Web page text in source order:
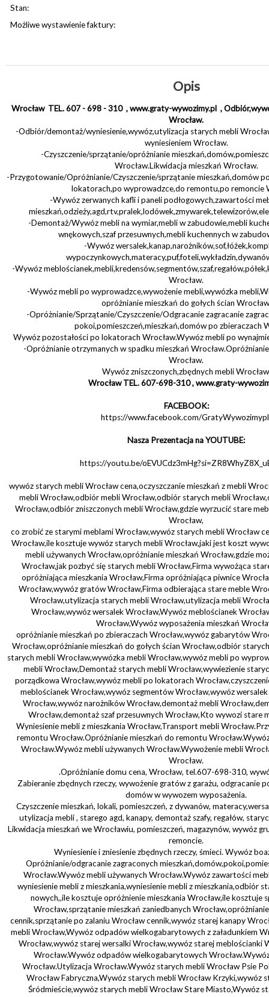
Stan:
Możliwe wystawienie faktury:
Opis
Wrocław TEL. 607 - 698 - 310 , www.graty-wywozimy.pl ,
Wrocław.
-Odbiór/demontaż/wyniesienie,wywóz,utylizacja starych mebli
wyniesieniem Wrocław.
-Czyszczenie/sprzątanie/opróżnianie
Wrocław.Likwidacja mieszkań Wrocław.
-Przygotowanie/Opróżnianie/Czyszczenie/sprzątanie mieszkań,domów
lokatorach,po wyprowadzce,do remontu,po remoncie
-Wywóz zerwanych kafli i paneli podłogowych,zawartości
-Demontaż/Wywóz mebli na wymiar,mebli w zabudowie,mebli
wnękowych,szaf przesuwnych,mebli kuchennych w
-Wywóz
-Wywóz
Wrocław.
-Wywóz mebli po wyprowadzce,wywożenie mebli,wywózka
opróżnianie mieszkań do gołych ścian
-Opróżnianie/Sprzątanie/Czyszczenie/Odgracanie zagracanie
pokoi,pomieszczeń,mieszkań,domów po zbieraczach
Wywóz pozostałości po lokatorach Wrocław.Wywóz mebli po
-Opróżnianie otrzymanych w spadku mieszkań
Wrocław.
Wywóz zniszczonych,zbędnych mebli
Wrocław TEL. 607-698-310 , www.graty-
FACEBOOK:
https://www.facebook.com/
Nasza Prezentacja na YOUTUBE:
https://youtu.be/
wywóz starych mebli Wrocław cena,oczyszczanie mieszkań z mebli
mebli Wrocław,odbiór mebli Wrocław,odbiór starych mebli
Wrocław,odbiór zniszczonych mebli Wrocław,gdzie wyrzucić stare
Wrocław,
co zrobić ze starymi meblami Wrocław,wywóz starych mebli Wrocław
Wrocław,ile kosztuje wywóz starych mebli Wrocław,jaki jest koszt
mebli używanych Wrocław,opróżnianie mieszkań Wrocław,gdzie
Wrocław,jak pozbyć się starych mebli Wrocław,Firma wywożąca
opróżniająca mieszkania Wrocław,Firma opróżniająca piwnice
Wrocław,wywóz gratów Wrocław,Firma odbierająca stare meble
Wrocław,utylizacja starych mebli Wrocław,utylizacja mebli
Wrocław,wywóz wersalek Wrocław,Wywóz meblościanek
Wrocław,Wywóz wyposażenia mieszkań
opróżnianie mieszkań po zbieraczach Wrocław,wywóz gabarytów
Wrocław,opróżnianie mieszkań do gołych ścian Wrocław,odbiór
starych mebli Wrocław,wywózka mebli Wrocław,wywóz mebli po
mebli Wrocław,Demontaż starych mebli Wrocław,wywiezienie
porządkowa Wrocław,wywóz mebli po lokatorach
meblościanek Wrocław,wywóz segmentów Wrocław,wywóz
Wrocław,wywóz narożników Wrocław,demontaż mebli
Wrocław,demontaż szaf przesuwnych Wrocław,Kto wywozi stare
Wyniesienie mebli z mieszkania Wrocław,Transport mebli
remontu Wrocław.Opróżnianie mieszkań do remontu
Wrocław.Wywóz mebli używanych Wrocław.Wywożenie mebli
Wrocław.
.Opróżnianie domu cena, Wrocław, tel.607-698-310,
Zabieranie zbędnych rzeczy, wywożenie gratów z garażu, odgracanie
domów w wywozem wyposażenia.
Czyszczenie mieszkań, lokali, pomieszczeń, z dywanów,
utylizacja mebli , starego agd, kanapy, demontaż szafy, regałów,
Likwidacja mieszkań we Wrocławiu, pomieszczeń, magazynów, wywóz
remoncie.
Wyniesienie i zniesienie zbędnych rzeczy, śmieci. Wywóz
Opróżnianie/odgracanie zagraconych
Wrocław.Wywóz mebli używanych Wrocław.Wywóz zawartości
wyniesienie mebli z mieszkania,wyniesienie mebli z mieszkania,odbiór
nowych,,ile kosztuje opróżnienie mieszkania Wrocław,ile kosztuje
Wrocław,sprzątanie mieszkań zaniedbanych
cennik,sprzątanie po zalaniu Wrocław cennik,wywóz starej kanapy
mebli Wrocław,Wywóz odpadów wielkogabarytowych z załadunkiem
Wrocław,wywóz starej wersalki Wrocław,wywóz starej meblościanki
Wrocław.Wywóz odpadów wielkogabarytowych
Wrocław.Utylizacja Wrocław.Wywóz starych mebli Wrocław Psie
Wrocław Fabryczna,Wywóz starych mebli Wrocław Krzyki,wywóz
Śródmieście,wywóz starych mebli Wrocław Stare Miasto,Wywóz